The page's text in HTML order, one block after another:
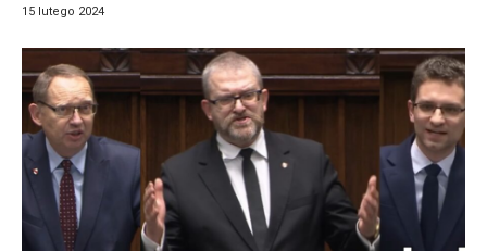
15 lutego 2024